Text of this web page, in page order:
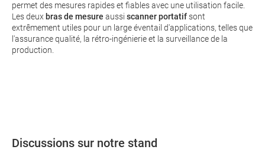
permet des mesures rapides et fiables avec une utilisation facile.
Les deux bras de mesure aussi scanner portatifsont
extrêmement utiles pour un large éventail d'applications, telles que
l'assurance qualité, la rétro-ingénierie et la surveillance de la
production.
Discussions sur notre stand